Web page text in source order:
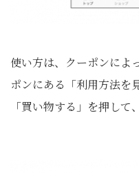
使い方は、クーポンによ
ポンにある「利用方法を
「買い物する」を押して